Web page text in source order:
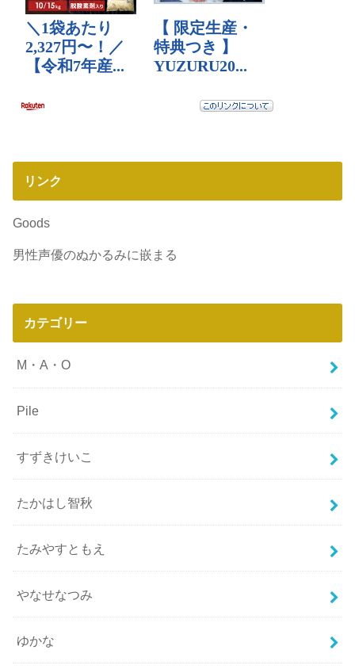
リンク
Goods
男性声優のぬかるみに嵌まる
カテゴリー
M・A・O
Pile
すずきけいこ
たかはし智秋
たみやすともえ
やなせなつみ
ゆかな